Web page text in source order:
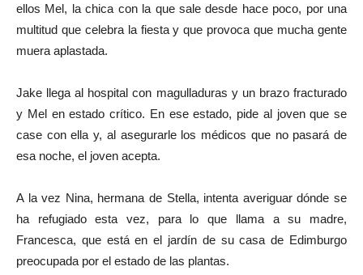
ellos Mel, la chica con la que sale desde hace poco, por una
multitud que celebra la fiesta y que provoca que mucha gente
muera aplastada.
Jake llega al hospital con magulladuras y un brazo fracturado
y Mel en estado crítico. En ese estado, pide al joven que se
case con ella y, al asegurarle los médicos que no pasará de
esa noche, el joven acepta.
A la vez Nina, hermana de Stella, intenta averiguar dónde se
ha refugiado esta vez, para lo que llama a su madre,
Francesca, que está en el jardín de su casa de Edimburgo
preocupada por el estado de las plantas.